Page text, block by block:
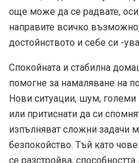
още може да се радвате,
направите всичко
достойнството и себе си -
Спокойната и стабилна
помогне за намаляване на
Нови ситуации, шум, големи
или притиснати да си
изпълняват сложни задачи
безпокойство. Тъй като
се разстройва,